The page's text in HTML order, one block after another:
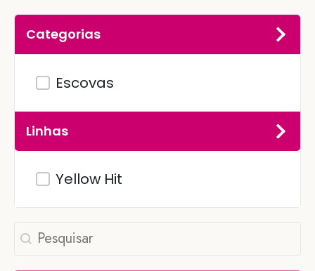
Categorias
Categorias
Escovas
Linhas
Linhas
Yellow Hit
Pesquisar
Search content